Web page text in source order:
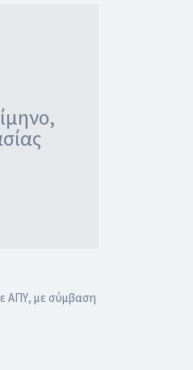
ΑΠΥ, με σύμβαση